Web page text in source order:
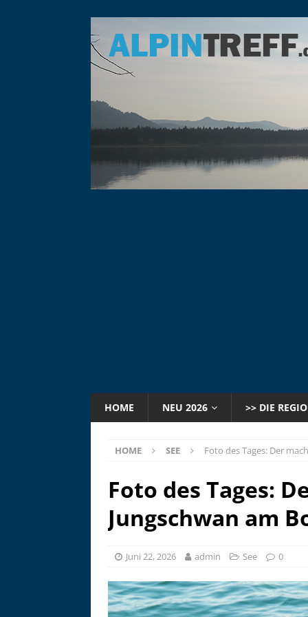
HOME NEU 2026 >> DIE
HOME SEE Foto des Tages: Der
Foto des Tages:
Jungschwan am
Juni 22, 2026 admin See 0